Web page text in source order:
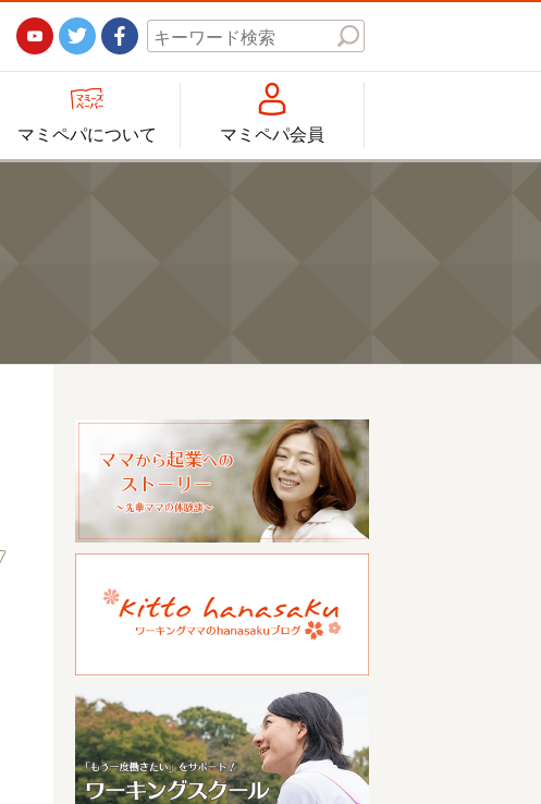
  

マミペパについて

マミペパ会員